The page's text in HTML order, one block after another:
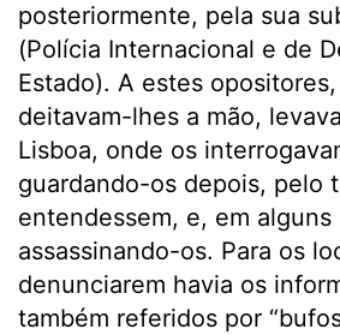
posteriormente, pela sua
(Polícia Internacional e de
Estado). A estes opositores,
deitavam-lhes a mão,
Lisboa, onde os
guardando-os depois, pelo
entendessem, e, em alguns
assassinando-os. Para os
denunciarem havia os
também referidos por